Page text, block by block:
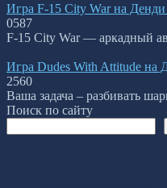
Игра F-15 City War на
0587
F-15 City War — аркадный
Игра Dudes With Attitude на
2560
Ваша задача – разбивать
Поиск по сайту